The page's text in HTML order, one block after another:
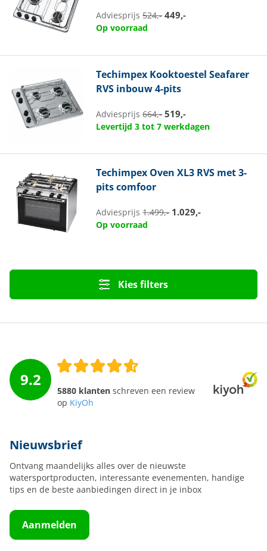
Adviesprijs524,- 449,-
Op voorraad
Techimpex Kooktoestel Seafarer
RVS inbouw 4-pits
Adviesprijs664,- 519,-
Levertijd 3 tot 7 werkdagen
Techimpex Oven XL3 RVS met 3-
pits comfoor
Adviesprijs1.499,- 1.029,-
Op voorraad
Kies filters
9.2
5880 klanten schreven een review
op KiyOh
Nieuwsbrief
Ontvang maandelijks alles over de nieuwste
watersportproducten, interessante evenementen, handige
tips en de beste aanbiedingen direct in je inbox
Aanmelden